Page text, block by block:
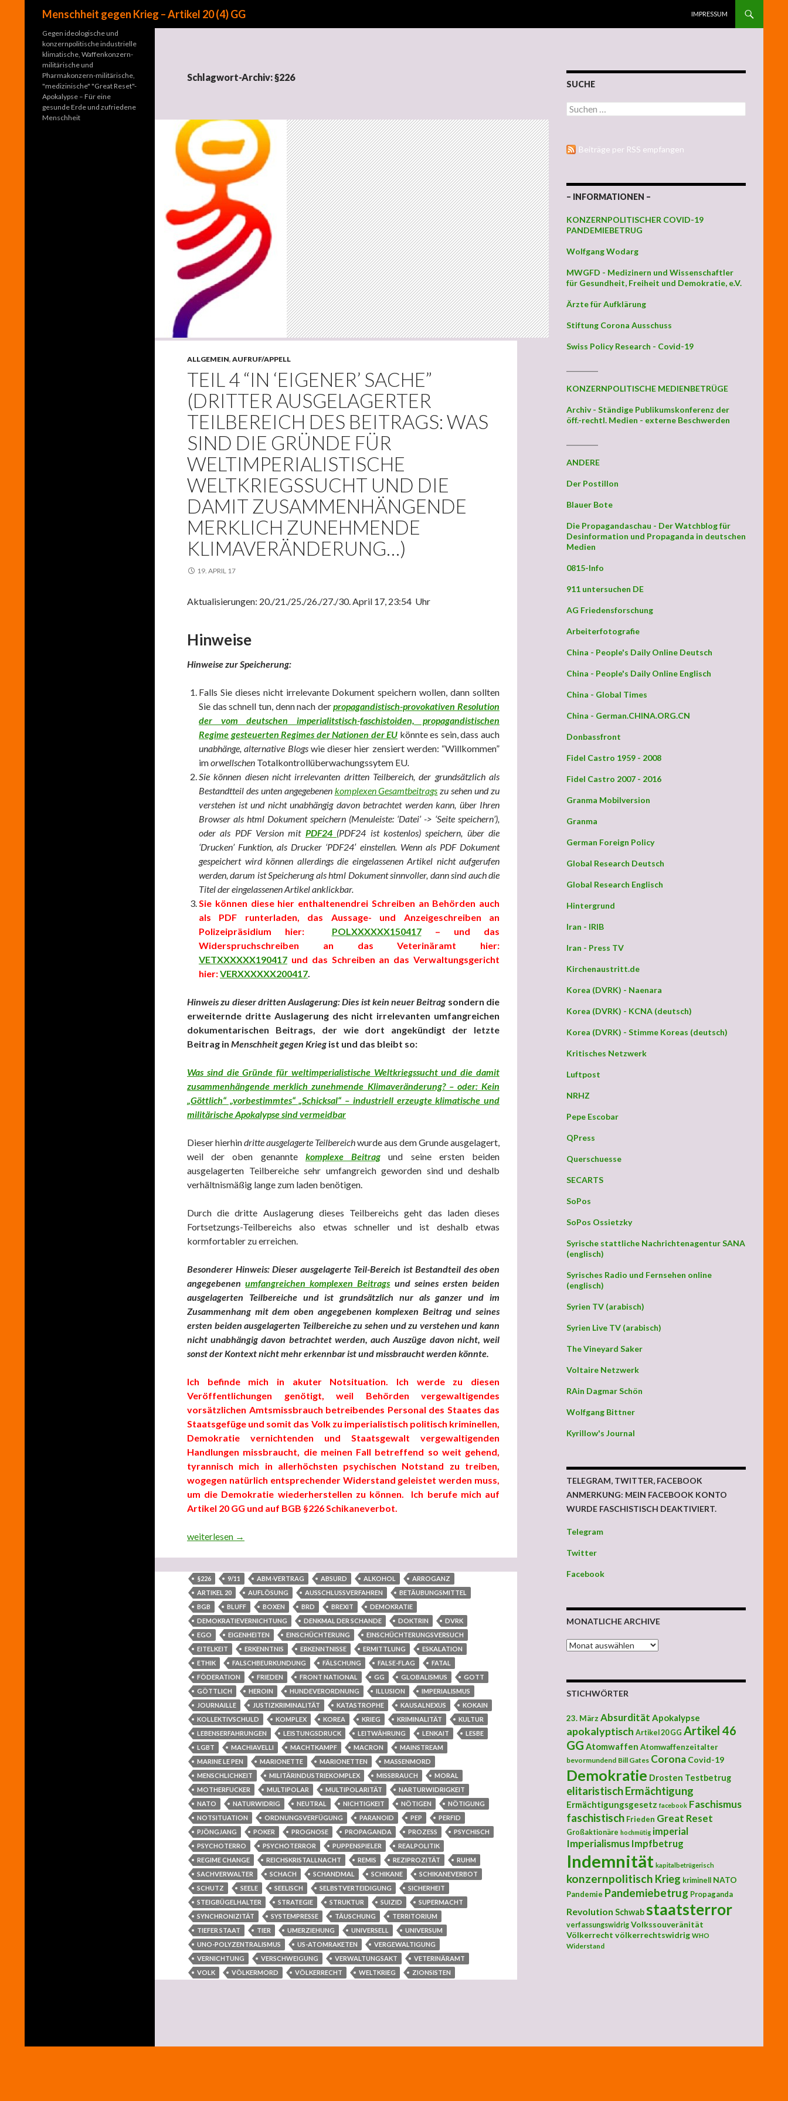
Menschheit gegen Krieg – Artikel 20 (4) GG
IMPRESSUM
Schlagwort-Archiv: §226
ALLGEMEIN, AUFRUF/APPELL
TEIL 4 “IN ‘EIGENER’ SACHE”
(DRITTER AUSGELAGERTER
TEILBEREICH DES BEITRAGS: WAS
SIND DIE GRÜNDE FÜR
WELTIMPERIALISTISCHE
WELTKRIEGSSUCHT UND DIE
DAMIT ZUSAMMENHÄNGENDE
MERKLICH ZUNEHMENDE
KLIMAVERÄNDERUNG…)
19. APRIL 17
Aktualisierungen: 20./21./25./26./27./30. April 17, 23:54 Uhr
Hinweise
Hinweise zur Speicherung:
Falls Sie dieses nicht irrelevante Dokument speichern wollen, dann sollten
Sie das schnell tun, denn nach derpropagandistisch-provokativen Resolution
der vom deutschen imperialitstisch-faschistoiden, propagandistischen
Regime gesteuerten Regimes der Nationen der EU könnte es sein, dass auch
unabhänge, alternative Blogswie dieser hier zensiert werden: “Willkommen”
imorwellschen Totalkontrollüberwachungssytem EU.
Sie können diesen nicht irrelevanten dritten Teilbereich, der grundsätzlich als
Bestandtteil des unten angegebenen komplexen Gesamtbeitrags zu sehen und zu
verstehen ist und nicht unabhängig davon betrachtet werden kann, über Ihren
Browser als html Dokument speichern (Menuleiste: ‘Datei’ -> ‘Seite speichern’),
oder als PDF Version mit PDF24 (PDF24 ist kostenlos) speichern, über die
‘Drucken’ Funktion, als Drucker ‘PDF24′ einstellen. Wenn als PDF Dokument
gespeichert wird können allerdings die eingelassenen Artikel nicht aufgerufen
werden, darum ist Speicherung als html Dokument sinnvoller, dann sind auch die
Titel der eingelassenen Artikel anklickbar.
Sie können diese hier enthaltenendrei Schreiben an Behörden auch
als PDF runterladen, das Aussage- und Anzeigeschreiben an
Polizeipräsidium hier:
POLXXXXXX150417
– und das
Widerspruchschreiben an das Veterinäramt hier:
VETXXXXXX190417 und das Schreiben an das Verwaltungsgericht
hier:VERXXXXXX200417.
Hinweis zu dieser dritten Auslagerung: Dies ist kein neuer Beitrag sondern die
erweiternde dritte Auslagerung des nicht irrelevanten umfangreichen
dokumentarischen Beitrags, der wie dort angekündigt der letzte
Beitrag in Menschheit gegen Krieg ist und das bleibt so:
Was sind die Gründe für weltimperialistische Weltkriegssucht und die damit
zusammenhängende merklich zunehmende Klimaveränderung? – oder: Kein
„Göttlich“ „vorbestimmtes“ „Schicksal“ – industriell erzeugte klimatische und
militärische Apokalypse sind vermeidbar
Dieser hierhindritte ausgelagerte Teilbereichwurde aus dem Grunde ausgelagert,
weil der oben genannte komplexe Beitrag und seine ersten beiden
ausgelagerten Teilbereiche sehr umfangreich geworden sind und deshalb
verhältnismäßig lange zum laden benötigen.
Durch die dritte Auslagerung dieses Teilbereichs geht das laden dieses
Fortsetzungs-Teilbereichs also etwas schneller und ist deshalb etwas
kormfortabler zu erreichen.
Besonderer Hinweis: Dieser ausgelagerte Teil-Bereich ist Bestandteil des oben
angegebenenumfangreichen komplexen Beitrags und seines ersten beiden
ausgelagerten Teilbereiche und ist grundsätzlich nur als ganzer und im
Zusammenhang mit dem oben angegebenen komplexen Beitrag und seines
ersten beiden ausgelagerten Teilbereichezu sehen und zu verstehen und kann
nicht unabhängig davon betrachtet werden, auch Auszüge davon nicht, weil
sonst der Kontext nicht mehr erkennbar ist und missbraucht werden könnte.
Ich befinde mich in akuter Notsituation. Ich werde zu diesen
Veröffentlichungen genötigt, weil Behörden vergewaltigendes
vorsätzlichen Amtsmissbrauch betreibendes Personal des Staates das
Staatsgefüge und somit das Volk zu imperialistisch politisch kriminellen,
Demokratie vernichtenden und Staatsgewalt vergewaltigenden
Handlungen missbraucht, die meinen Fall betreffend so weit gehend,
tyrannisch mich in allerhöchsten psychischen Notstand zu treiben,
wogegen natürlich entsprechender Widerstand geleistet werden muss,
um die Demokratie wiederherstellen zu können. Ich berufe mich auf
Artikel 20 GG und auf BGB §226 Schikaneverbot.
Teil 4 “In ‘eigener’ Sache” (dritter ausgelagerter Teilbereich des Beitrags: Was sind die Gründe für weltimperialistische Weltkriegssucht und die damit
weiterlesen →
§226 9/11 ABM-VERTRAG ABSURD ALKOHOL
ARROGANZ
ARTIKEL 20
AUFLÖSUNG AUSSCHLUSSVERFAHREN
BETÄUBUNGSMITTEL
BGB
BLUFF BOXEN BRD BREXIT
DEMOKRATIE
DEMOKRATIEVERNICHTUNG
DENKMAL DER SCHANDE DOKTRIN
DVRK
EGO
EIGENHEITEN EINSCHÜCHTERUNG
EINSCHÜCHTERUNGSVERSUCH
EITELKEIT
ERKENNTNIS ERKENNTNISSE ERMITTLUNG
ESKALATION
ETHIK
FALSCHBEURKUNDUNG FÄLSCHUNG FALSE-FLAG
FATAL
FÖDERATION
FRIEDEN FRONT NATIONAL GG GLOBALISMUS
GOTT
GÖTTLICH
HEROIN HUNDEVERORDNUNG ILLUSION
IMPERIALISMUS
JOURNAILLE
JUSTIZKRIMINALITÄT KATASTROPHE KAUSALNEXUS
KOKAIN
KOLLEKTIVSCHULD
KOMPLEX KOREA KRIEG KRIMINALITÄT
KULTUR
LEBENSERFAHRUNGEN
LEISTUNGSDRUCK LEITWÄHRUNG LENKAIT
LESBE
LGBT
MACHIAVELLI MACHTKAMPF MACRON
MAINSTREAM
MARINE LE PEN
MARIONETTE MARIONETTEN
MASSENMORD
MENSCHLICHKEIT
MILITÄRINDUSTRIEKOMPLEX MISSBRAUCH
MORAL
MOTHERFUCKER
MULTIPOLAR MULTIPOLARITÄT
NARTURWIDRIGKEIT
NATO
NATURWIDRIG NEUTRAL NICHTIGKEIT NÖTIGEN
NÖTIGUNG
NOTSITUATION
ORDNUNGSVERFÜGUNG PARANOID PEP
PERFID
PJÖNGJANG
POKER PROGNOSE PROPAGANDA PROZESS
PSYCHISCH
PSYCHOTERRO
PSYCHOTERROR PUPPENSPIELER
REALPOLITIK
REGIME CHANGE
REICHSKRISTALLNACHT REMIS REZIPROZITÄT
RUHM
SACHVERWALTER
SCHACH SCHANDMAL SCHIKANE
SCHIKANEVERBOT
SCHUTZ
SEELE SEELISCH SELBSTVERTEIDIGUNG
SICHERHEIT
STEIGBÜGELHALTER
STRATEGIE STRUKTUR SUIZID
SUPERMACHT
SYNCHRONIZITÄT
SYSTEMPRESSE TÄUSCHUNG
TERRITORIUM
TIEFER STAAT
TIER UMERZIEHUNG UNIVERSELL
UNIVERSUM
UNO-POLYZENTRALISMUS
US-ATOMRAKETEN
VERGEWALTIGUNG
VERNICHTUNG
VERSCHWEIGUNG VERWALTUNGSAKT
VETERINÄRAMT
VOLK
VÖLKERMORD VÖLKERRECHT WELTKRIEG ZIONSISTEN
SUCHE
Suchen nach:
Beiträge per RSS empfangen
– INFORMATIONEN –
KONZERNPOLITISCHER COVID-19
PANDEMIEBETRUG
Wolfgang Wodarg
MWGFD - Medizinern und Wissenschaftler
für Gesundheit, Freiheit und Demokratie, e.V.
Ärzte für Aufklärung
Stiftung Corona Ausschuss
Swiss Policy Research - Covid-19
KONZERNPOLITISCHE MEDIENBETRÜGE
Archiv - Ständige Publikumskonferenz der
öff.-rechtl. Medien - externe Beschwerden
ANDERE
Der Postillon
Blauer Bote
Die Propagandaschau - Der Watchblog für
Desinformation und Propaganda in deutschen
Medien
0815-Info
911 untersuchen DE
AG Friedensforschung
Arbeiterfotografie
China - People's Daily Online Deutsch
China - People's Daily Online Englisch
China - Global Times
China - German.CHINA.ORG.CN
Donbassfront
Fidel Castro 1959 - 2008
Fidel Castro 2007 - 2016
Granma Mobilversion
Granma
German Foreign Policy
Global Research Deutsch
Global Research Englisch
Hintergrund
Iran - IRIB
Iran - Press TV
Kirchenaustritt.de
Korea (DVRK) - Naenara
Korea (DVRK) - KCNA (deutsch)
Korea (DVRK) - Stimme Koreas (deutsch)
Kritisches Netzwerk
Luftpost
NRHZ
Pepe Escobar
QPress
Querschuesse
SECARTS
SoPos
SoPos Ossietzky
Syrische stattliche Nachrichtenagentur SANA
(englisch)
Syrisches Radio und Fernsehen online
(englisch)
Syrien TV (arabisch)
Syrien Live TV (arabisch)
The Vineyard Saker
Voltaire Netzwerk
RAin Dagmar Schön
Wolfgang Bittner
Kyrillow's Journal
TELEGRAM, TWITTER, FACEBOOK
ANMERKUNG: MEIN FACEBOOK KONTO
WURDE FASCHISTISCH DEAKTIVIERT.
Telegram
Twitter
Facebook
MONATLICHE ARCHIVE
MONATLICHE ARCHIVE
STICHWÖRTER
23. März Absurdität Apokalypse
apokalyptisch Artikel 20 GG Artikel 46
GG Atomwaffen Atomwaffenzeitalter
bevormundend Bill Gates Corona Covid-19
Demokratie Drosten Testbetrug
elitaristischErmächtigung
Ermächtigungsgesetz facebook Faschismus
faschistisch Frieden Great Reset
Großaktionäre hochmütig imperial
Imperialismus Impfbetrug
Indemnität kapitalbetrügerisch
konzernpolitisch Krieg kriminell
NATO
Pandemie Pandemiebetrug Propaganda
Revolution Schwabstaatsterror
verfassungswidrig Volkssouveränität
Völkerrecht völkerrechtswidrig WHO
Widerstand
Gegen ideologische und
konzernpolitische industrielle
klimatische, Waffenkonzern-
militärische und
Pharmakonzern-militärische,
"medizinische" "Great Reset"-
Apokalypse – Für eine
gesunde Erde und zufriedene
Menschheit